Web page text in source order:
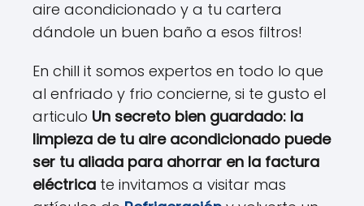
aire acondicionado y a tu cartera
dándole un buen baño a esos filtros!
En chill it somos expertos en todo lo que
al enfriado y frio concierne, si te gusto el
articulo Un secreto bien guardado: la
limpieza de tu aire acondicionado puede
ser tu aliada para ahorrar en la factura
eléctrica te invitamos a visitar mas